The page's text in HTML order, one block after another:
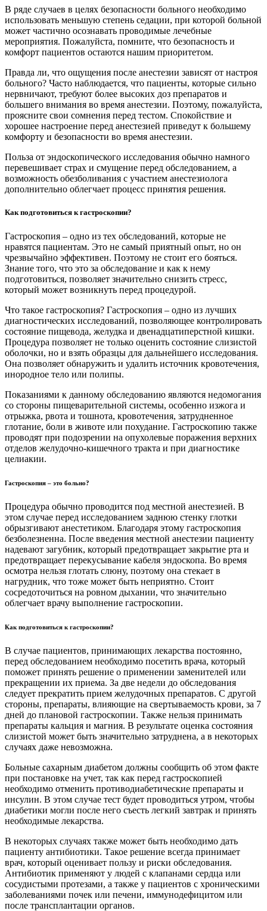
В ряде случаев в целях безопасности больного необходимо
использовать меньшую степень седации, при которой больной
может частично осознавать проводимые лечебные
мероприятия. Пожалуйста, помните, что безопасность и
комфорт пациентов остаются нашим приоритетом.
Правда ли, что ощущения после анестезии зависят от настроя
больного? Часто наблюдается, что пациенты, которые сильно
нервничают, требуют более высоких доз препаратов и
большего внимания во время анестезии. Поэтому, пожалуйста,
проясните свои сомнения перед тестом. Спокойствие и
хорошее настроение перед анестезией приведут к большему
комфорту и безопасности во время анестезии.
Польза от эндоскопического исследования обычно намного
перевешивает страх и смущение перед обследованием, а
возможность обезболивания с участием анестезиолога
дополнительно облегчает процесс принятия решения.
Как подготовиться к гастроскопии?
Гастроскопия – одно из тех обследований, которые не
нравятся пациентам. Это не самый приятный опыт, но он
чрезвычайно эффективен. Поэтому не стоит его бояться.
Знание того, что это за обследование и как к нему
подготовиться, позволяет значительно снизить стресс,
который может возникнуть перед процедурой.
Что такое гастроскопия? Гастроскопия – одно из лучших
диагностических исследований, позволяющее контролировать
состояние пищевода, желудка и двенадцатиперстной кишки.
Процедура позволяет не только оценить состояние слизистой
оболочки, но и взять образцы для дальнейшего исследования.
Она позволяет обнаружить и удалить источник кровотечения,
инородное тело или полипы.
Показаниями к данному обследованию являются недомогания
со стороны пищеварительной системы, особенно изжога и
отрыжка, рвота и тошнота, кровотечения, затрудненное
глотание, боли в животе или похудание. Гастроскопию также
проводят при подозрении на опухолевые поражения верхних
отделов желудочно-кишечного тракта и при диагностике
целиакии.
Гастроскопия – это больно?
Процедура обычно проводится под местной анестезией. В
этом случае перед исследованием заднюю стенку глотки
обрызгивают анестетиком. Благодаря этому гастроскопия
безболезненна. После введения местной анестезии пациенту
надевают загубник, который предотвращает закрытие рта и
предотвращает перекусывание кабеля эндоскопа. Во время
осмотра нельзя глотать слюну, поэтому она стекает в
нагрудник, что тоже может быть неприятно. Стоит
сосредоточиться на ровном дыхании, что значительно
облегчает врачу выполнение гастроскопии.
Как подготовиться к гастроскопии?
В случае пациентов, принимающих лекарства постоянно,
перед обследованием необходимо посетить врача, который
поможет принять решение о применении заменителей или
прекращении их приема. За две недели до обследования
следует прекратить прием желудочных препаратов. С другой
стороны, препараты, влияющие на свертываемость крови, за 7
дней до плановой гастроскопии. Также нельзя принимать
препараты кальция и магния. В результате оценка состояния
слизистой может быть значительно затруднена, а в некоторых
случаях даже невозможна.
Больные сахарным диабетом должны сообщить об этом факте
при постановке на учет, так как перед гастроскопией
необходимо отменить противодиабетические препараты и
инсулин. В этом случае тест будет проводиться утром, чтобы
диабетики могли после него съесть легкий завтрак и принять
необходимые лекарства.
В некоторых случаях также может быть необходимо дать
пациенту антибиотики. Такое решение всегда принимает
врач, который оценивает пользу и риски обследования.
Антибиотик применяют у людей с клапанами сердца или
сосудистыми протезами, а также у пациентов с хроническими
заболеваниями почек или печени, иммунодефицитом или
после трансплантации органов.